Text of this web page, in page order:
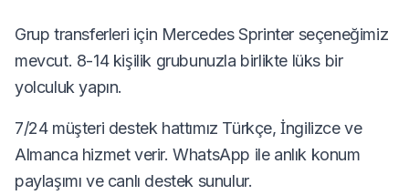
Grup transferleri için Mercedes Sprinter seçeneğimiz
mevcut. 8-14 kişilik grubunuzla birlikte lüks bir
yolculuk yapın.
7/24 müşteri destek hattımız Türkçe, İngilizce ve
Almanca hizmet verir. WhatsApp ile anlık konum
paylaşımı ve canlı destek sunulur.